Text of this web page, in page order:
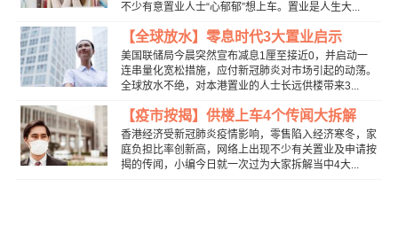
不少有意置业人士“心郁郁”想上车。置业是人生大...
【全球放水】零息时代3大置业启示
美国联储局今晨突然宣布减息1厘至接近0，并启动一
连串量化宽松措施，应付新冠肺炎对市场引起的动荡。
全球放水不绝，对本港置业的人士长远供楼带来3...
【疫市按揭】供楼上车4个传闻大拆解
香港经济受新冠肺炎疫情影响，零售陷入经济寒冬，家
庭负担比率创新高，网络上出现不少有关置业及申请按
揭的传闻，小编今日就一次过为大家拆解当中4大...